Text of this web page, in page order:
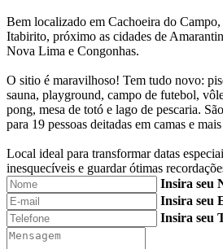
Bem localizado em Cachoeira do
Itabirito, próximo as cidades de
Nova Lima e Congonhas.
O sitio é maravilhoso! Tem tudo novo:
sauna, playground, campo de futebol,
pong, mesa de totó e lago de pescaria.
para 19 pessoas deitadas em camas e
Local ideal para transformar datas
inesquecíveis e guardar ótimas
Insira seu
Insira seu
Insira seu